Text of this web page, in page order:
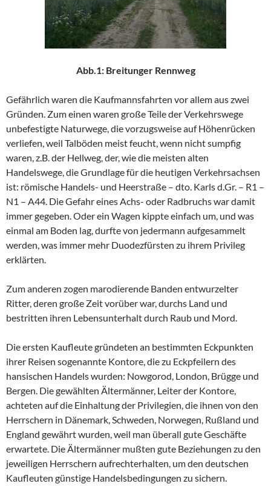
Abb.1: Breitunger Rennweg
Gefährlich waren die Kaufmannsfahrten vor allem aus zwei
Gründen. Zum einen waren große Teile der Verkehrswege
unbefestigte Naturwege, die vorzugsweise auf Höhenrücken
verliefen, weil Talböden meist feucht, wenn nicht sumpfig
waren, z.B. der Hellweg, der, wie die meisten alten
Handelswege, die Grundlage für die heutigen Verkehrsachsen
ist: römische Handels- und Heerstraße – dto. Karls d.Gr. – R1 –
N1 – A44. Die Gefahr eines Achs- oder Radbruchs war damit
immer gegeben. Oder ein Wagen kippte einfach um, und was
einmal am Boden lag, durfte von jedermann aufgesammelt
werden, was immer mehr Duodezfürsten zu ihrem Privileg
erklärten.
Zum anderen zogen marodierende Banden entwurzelter
Ritter, deren große Zeit vorüber war, durchs Land und
bestritten ihren Lebensunterhalt durch Raub und Mord.
Die ersten Kaufleute gründeten an bestimmten Eckpunkten
ihrer Reisen sogenannte Kontore, die zu Eckpfeilern des
hansischen Handels wurden: Nowgorod, London, Brügge und
Bergen. Die gewählten Ältermänner, Leiter der Kontore,
achteten auf die Einhaltung der Privilegien, die ihnen von den
Herrschern in Dänemark, Schweden, Norwegen, Rußland und
England gewährt wurden, weil man überall gute Geschäfte
erwartete. Die Ältermänner mußten gute Beziehungen zu den
jeweiligen Herrschern aufrechterhalten, um den deutschen
Kaufleuten günstige Handelsbedingungen zu sichern.